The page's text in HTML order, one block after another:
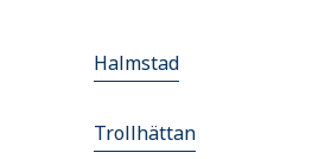
Halmstad
Trollhättan